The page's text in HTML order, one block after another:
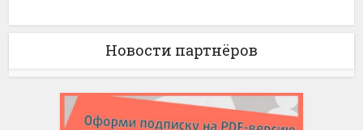
Новости партнёров